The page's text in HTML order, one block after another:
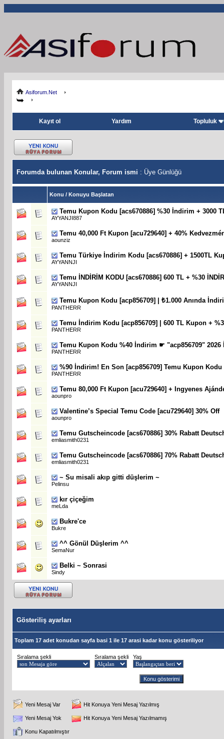
Asiforum.Net
Kayıt ol Yardım Topluluk
Forumda bulunan Konular, Forum ismi : Üye Günlüğü
Konu / Konuyu Başlatan
Temu Kupon Kodu [acs670886] %30 İndirim + 3000
AYYANJI887
Temu 40,000 Ft Kupon [acu729640] + 40%
aounziz
Temu Türkiye İndirim Kodu [acs670886] + 1500TL
AYYANNJI
Temu İNDİRİM KODU [acs670886] 600 TL + %30
AYYANNJI
Temu Kupon Kodu [acp856709] | ₺1.000 Anında
PANTHERR
Temu İndirim Kodu [acp856709] | 600 TL Kupon +
PANTHERR
Temu Kupon Kodu %40 İndirim ☛ "acp856709" 2026
PANTHERR
%90 İndirim! En Son [acp856709] Temu Kupon Kodu
PANTHERR
Temu 80,000 Ft Kupon [acu729640] + Ingyenes
aounpro
Valentine’s Special Temu Code [acu729640] 30% Off
aounpro
Temu Gutscheincode [acs670886] 30% Rabatt
emliasmith0231
Temu Gutscheincode [acs670886] 70% Rabatt
emliasmith0231
~ Su misali akıp gitti düşlerim ~
Pelinsu
kır çiçeğim
meLda
Bukre'ce
Bukre
^^ Gönül Düşlerim ^^
SemaNur
Belki ~ Sonrasi
Sindy
Gösteriliş ayarları
Toplam 17 adet konudan sayfa basi 1 ile 17 arasi kadar konu gösteriliyor
Sıralama şekli Sıralama şekli Yaş
Yeni Mesaj Var Hit Konuya Yeni Mesaj Yazılmış
Yeni Mesaj Yok Hit Konuya Yeni Mesaj Yazılmamış
Konu Kapatılmıştır